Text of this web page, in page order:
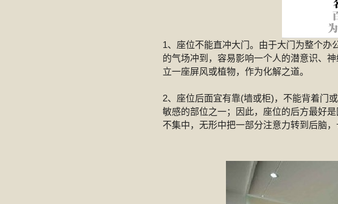
1、座位不能直冲大门。由于大门为整个办
的气场冲到，容易影响一个人的潜意识、
立一座屏风或植物，作为化解之道。
2、座位后面宜有靠(墙或柜)，不能背着门
敏感的部位之一；因此，座位的后方最好
不集中，无形中把一部分注意力转到后脑